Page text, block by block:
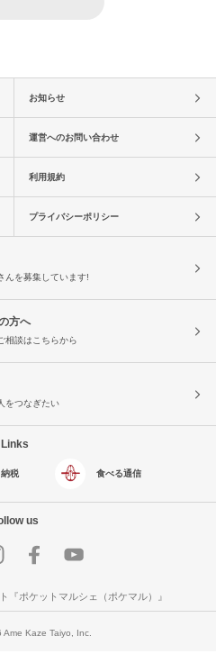
お知らせ
運営へのお問い合わせ
利用規約
プライバシーポリシー
んを募集しています!
方へ
相談はこちらから
をつなぎたい
Links
税 食べる通信
us
『ポケットマルシェ（ポケマル）』
Kaze Taiyo, Inc.